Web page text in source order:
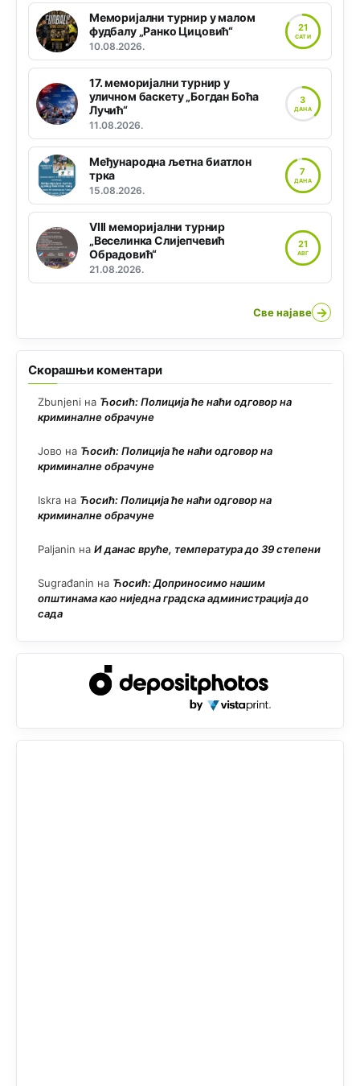
Меморијални турнир у малом
фудбалу „Ранко Цицовић“
10.08.2026.
21
САТИ
17. меморијални турнир у
уличном баскету „Богдан Боћа
Лучић“
11.08.2026.
3
ДАНА
Међународна љетна биатлон
трка
15.08.2026.
7
ДАНА
VIII меморијални турнир
„Веселинка Слијепчевић
Обрадовић“
21.08.2026.
21
АВГ
Све најаве →
Скорашњи коментари
Zbunjeni на Ћосић: Полиција ће наћи одговор на
криминалне обрачуне
Јово на Ћосић: Полиција ће наћи одговор на
криминалне обрачуне
Iskra на Ћосић: Полиција ће наћи одговор на
криминалне обрачуне
Paljanin на И данас вруће, температура до 39 степени
Sugrađanin на Ћосић: Доприносимо нашим
општинама као ниједна градска администрација до
сада